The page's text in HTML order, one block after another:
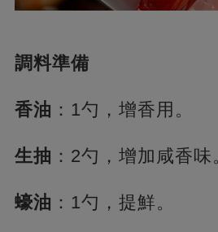
調料準備
香油 ：1勺，增香用。
生抽 ：2勺，增加咸香味
蠔油 ：1勺，提鮮。